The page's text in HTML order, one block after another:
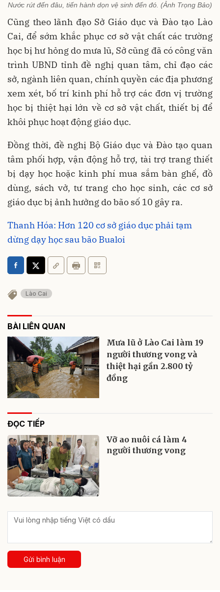
Nước rút đến đâu, tiến hành dọn vệ sinh đến đó. (Ảnh Trọng Bảo)
Cũng theo lãnh đạo Sở Giáo dục và Đào tạo Lào
Cai, để sớm khắc phục cơ sở vật chất các trường
học bị hư hỏng do mưa lũ, Sở cũng đã có công văn
trình UBND tỉnh đề nghị quan tâm, chỉ đạo các
sở, ngành liên quan, chính quyền các địa phương
xem xét, bố trí kinh phí hỗ trợ các đơn vị trường
học bị thiệt hại lớn về cơ sở vật chất, thiết bị để
khôi phục hoạt động giáo dục.
Đồng thời, đề nghị Bộ Giáo dục và Đào tạo quan
tâm phối hợp, vận động hỗ trợ, tài trợ trang thiết
bị dạy học hoặc kinh phí mua sắm bàn ghế, đồ
dùng, sách vở, tư trang cho học sinh, các cơ sở
giáo dục bị ảnh hưởng do bão số 10 gây ra.
Thanh Hóa: Hơn 120 cơ sở giáo dục phải tạm
dừng dạy học sau bão Bualoi
Lào Cai
BÀI LIÊN QUAN
Mưa lũ ở Lào Cai làm 19
người thương vong và
thiệt hại gần 2.800 tỷ
đồng
ĐỌC TIẾP
Vỡ ao nuôi cá làm 4
người thương vong
Gửi bình luận